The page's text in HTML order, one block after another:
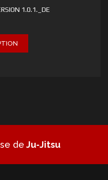
1.0.1._DE
de Ju-Jitsu